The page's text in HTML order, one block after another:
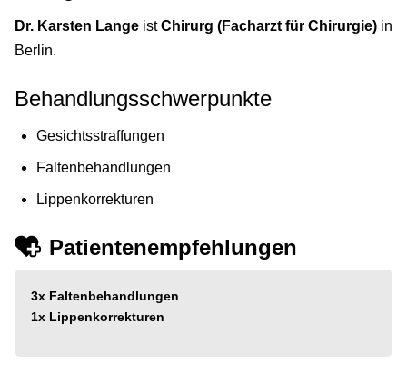
Dr. Karsten Lange istChirurg (Facharzt für Chirurgie) in
Berlin.
Behandlungsschwerpunkte
Gesichtsstraffungen
Faltenbehandlungen
Lippenkorrekturen
Patientenempfehlungen
3x Faltenbehandlungen
1x Lippenkorrekturen